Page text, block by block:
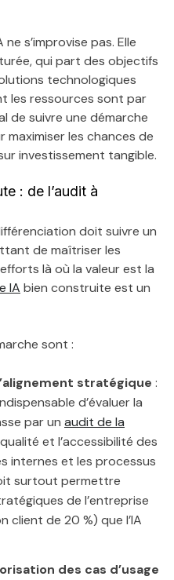
s’improvise pas. Elle
qui part des objectifs
technologiques
les ressources sont par
de suivre une démarche
les chances de
investissement tangible.
: de l’audit à
doit suivre un
de maîtriser les
là où la valeur est la
IA bien construite est un
sont :
stratégique :
d’évaluer la
par un audit de la
et l’accessibilité des
internes et les processus
surtout permettre
de l’entreprise
client de 20 %) que l’IA
des cas d’usage